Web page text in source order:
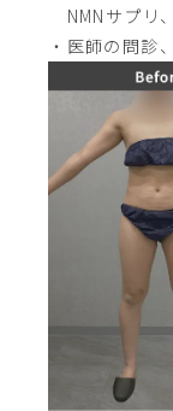
NMNサプリ
・医師の問診